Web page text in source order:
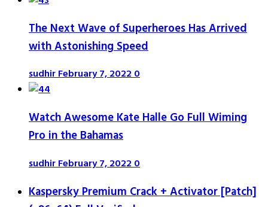
The Next Wave of Superheroes Has Arrived
with Astonishing Speed
sudhirFebruary 7, 20220
Watch Awesome Kate Halle Go Full Wiming
Pro in the Bahamas
sudhirFebruary 7, 20220
Kaspersky Premium Crack + Activator [Patch]